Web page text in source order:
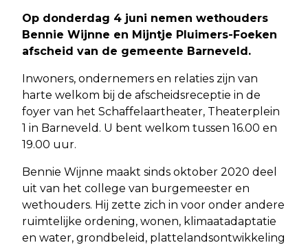
Op donderdag 4 juni nemen wethouders
Bennie Wijnne en Mijntje Pluimers-Foeken
afscheid van de gemeente Barneveld.
Inwoners, ondernemers en relaties zijn van
harte welkom bij de afscheidsreceptie in de
foyer van het Schaffelaartheater, Theaterplein
1 in Barneveld. U bent welkom tussen 16.00 en
19.00 uur.
Bennie Wijnne maakt sinds oktober 2020 deel
uit van het college van burgemeester en
wethouders. Hij zette zich in voor onder andere
ruimtelijke ordening, wonen, klimaatadaptatie
en water, grondbeleid, plattelandsontwikkeling